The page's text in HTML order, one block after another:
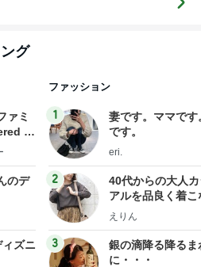
グ
ァミ
b
ファ
のデ
ズニ
ファッション
1
妻です。ママです
です。
eri.
2
40代からの大人
アルを品良く着こ
ファッションブロ
えりん
3
銀の滴降る降るま
に・・・